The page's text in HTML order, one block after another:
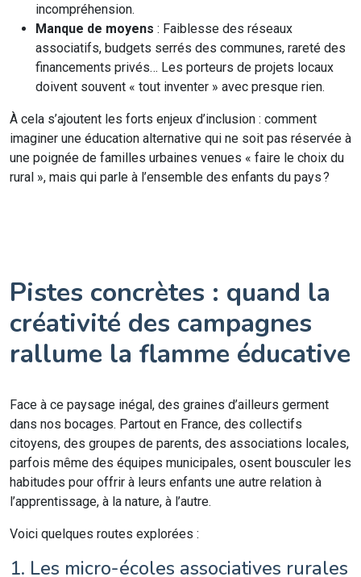
incompréhension.
Manque de moyens : Faiblesse des réseaux
associatifs, budgets serrés des communes, rareté des
financements privés… Les porteurs de projets locaux
doivent souvent « tout inventer » avec presque rien.
À cela s’ajoutent les forts enjeux d’inclusion : comment
imaginer une éducation alternative qui ne soit pas réservée à
une poignée de familles urbaines venues « faire le choix du
rural », mais qui parle à l’ensemble des enfants du pays ?
Pistes concrètes : quand la
créativité des campagnes
rallume la flamme éducative
Face à ce paysage inégal, des graines d’ailleurs germent
dans nos bocages. Partout en France, des collectifs
citoyens, des groupes de parents, des associations locales,
parfois même des équipes municipales, osent bousculer les
habitudes pour offrir à leurs enfants une autre relation à
l’apprentissage, à la nature, à l’autre.
Voici quelques routes explorées :
1. Les micro-écoles associatives rurales